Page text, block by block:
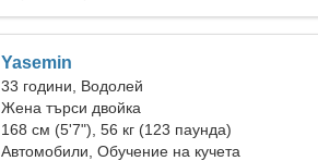
Yasemin
33 години, Водолей
Жена търси двойка
168 см (5'7"), 56 кг (123 паунда)
Автомобили, Обучение на кучета